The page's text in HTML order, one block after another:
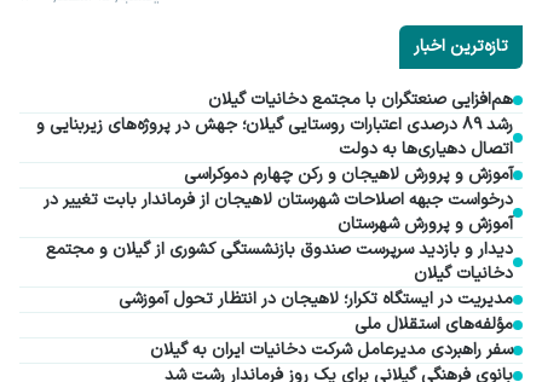
تازه‌ترین اخبار
هم‌افزایی صنعتگران با مجتمع دخانیات گیلان
رشد ۸۹ درصدی اعتبارات روستایی گیلان؛ جهش در پروژه‌های زیربنایی و
اتصال دهیاری‌ها به دولت
آموزش و پرورش لاهیجان و رکن چهارم دموکراسی
درخواست جبهه اصلاحات شهرستان لاهیجان از فرماندار بابت تغییر در
آموزش و پرورش شهرستان
دیدار و بازدید سرپرست صندوق بازنشستگی کشوری از گیلان و مجتمع
دخانیات گیلان
مدیریت در ایستگاه تکرار؛ لاهیجان در انتظار تحول آموزشی
مؤلفه‌های استقلال ملی
سفر راهبردی مدیرعامل شرکت دخانیات ایران به گیلان
بانوی فرهنگی گیلانی برای یک روز فرماندار رشت شد